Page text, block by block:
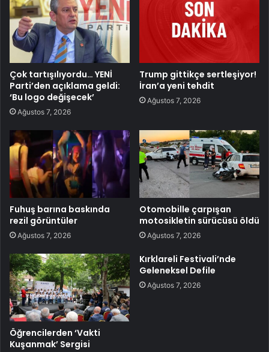
Çok tartışılıyordu… YENİ
Parti’den açıklama geldi:
‘Bu logo değişecek’
Ağustos 7, 2026
Trump gittikçe sertleşiyor!
İran’a yeni tehdit
Ağustos 7, 2026
Fuhuş barına baskında
rezil görüntüler
Ağustos 7, 2026
Otomobille çarpışan
motosikletin sürücüsü öldü
Ağustos 7, 2026
Öğrencilerden ‘Vakti
Kuşanmak’ Sergisi
Kırklareli Festivali’nde
Geleneksel Defile
Ağustos 7, 2026